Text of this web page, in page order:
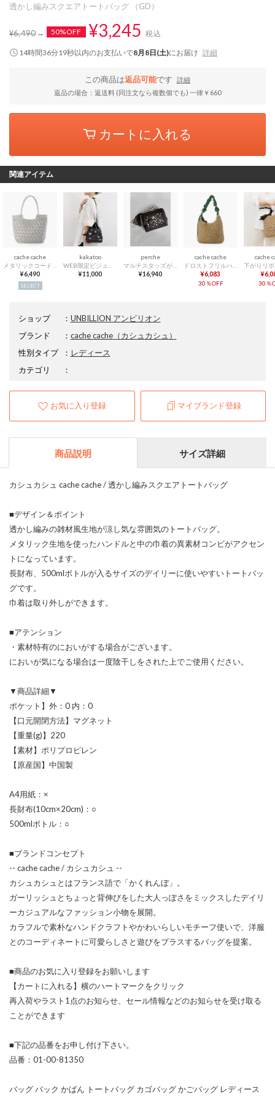
透かし編みスクエアトートバッグ （GD）
¥6,490 50%OFF ¥3,245 税込
14時間36分18秒以内のお支払いで8月8日(土)にお届け 詳細
この商品は返品可能です
詳細
返品の場合：返送料 (同注文なら複数個でも) 一律￥660
カートに入れる
関連アイテム
cache cache
¥6,490
SELECT
kakatoo
¥11,000
perche
¥16,940
cache cache
¥6,083
30％OFF
cache
30％
ショップ ： UNBILLION アンビリオン
ブランド
： cache cache（カシュカシュ）
性別タイプ
： レディース
カテゴリ
：
お気に入り登録 マイブランド登録
商品説明 サイズ詳細
カシュカシュ cache cache / 透かし編みスクエアトートバッグ
■デザイン＆ポイント
透かし編みの雑材風生地が涼し気な雰囲気のトートバッグ。
メタリック生地を使ったハンドルと中の巾着の異素材コンビがアクセン
トになっています。
長財布、500mlボトルが入るサイズのデイリーに使いやすいトートバッ
グです。
巾着は取り外しができます。
■アテンション
・素材特有のにおいがする場合がございます。
においが気になる場合は一度陰干しをされた上でご使用ください。
▼商品詳細▼
ポケット】外：0 内：0
【口元開閉方法】マグネット
【重量(g)】220
【素材】ポリプロピレン
【原産国】中国製
A4用紙：×
長財布(10cm×20cm)：○
500mlボトル：○
■ブランドコンセプト
-- cache cache / カシュカシュ --
カシュカシュとはフランス語で「かくれんぼ」。
ガーリッシュとちょっと背伸びをした大人っぽさをミックスしたデイリ
ーカジュアルなファッション小物を展開。
カラフルで素朴なハンドクラフトやかわいらしいモチーフ使いで、洋服
とのコーディネートに可愛らしさと遊びをプラスするバッグを提案。
■商品のお気に入り登録をお願いします
【カートに入れる】横のハートマークをクリック
再入荷やラスト1点のお知らせ、セール情報などのお知らせを受け取る
ことができます
■下記の品番をお申し付け下さい。
品番：01-00-81350
バッグ バック かばん トートバッグ カゴバッグ かごバッグ レディース